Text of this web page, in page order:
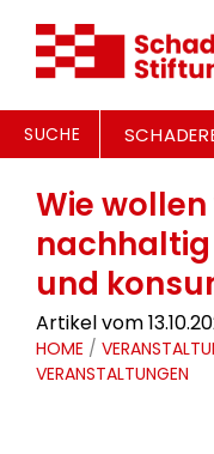
SUCHE
Wie wollen
und
Artikel vom
HOME /
VERANSTALTUNGEN